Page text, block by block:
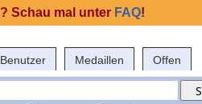
Benutzer Medaillen Offen
Schau mal unter FAQ!